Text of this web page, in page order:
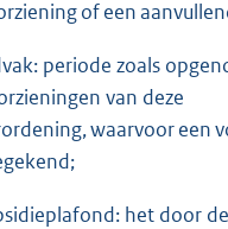
of een
periode zoals
van deze
waarvoor een
het door